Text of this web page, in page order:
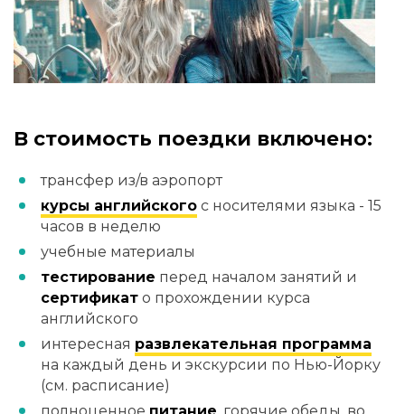
В стоимость поездки включено:
трансфер из/в аэропорт
курсы английского с носителями языка - 15
часов в неделю
учебные материалы
тестирование перед началом занятий и
сертификат о прохождении курса
английского
интересная развлекательная программа
на каждый день и экскурсии по Нью-Йорку
(см. расписание)